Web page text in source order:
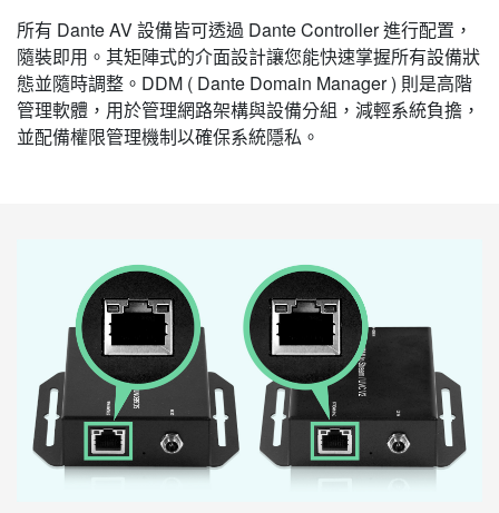
所有 Dante AV 設備皆可透過 Dante Controller 進行配置，
隨裝即用。其矩陣式的介面設計讓您能快速掌握所有設備狀
態並隨時調整。DDM ( Dante Domain Manager ) 則是高階
管理軟體，用於管理網路架構與設備分組，減輕系統負擔，
並配備權限管理機制以確保系統隱私。